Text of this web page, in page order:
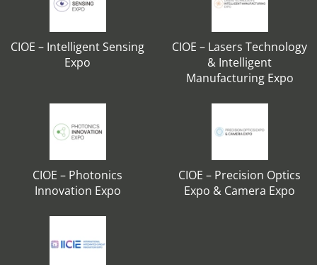
CIOE – Intelligent Sensing
Expo
CIOE – Lasers Technology
& Intelligent
Manufacturing Expo
CIOE – Photonics
Innovation Expo
CIOE – Precision Optics
Expo & Camera Expo